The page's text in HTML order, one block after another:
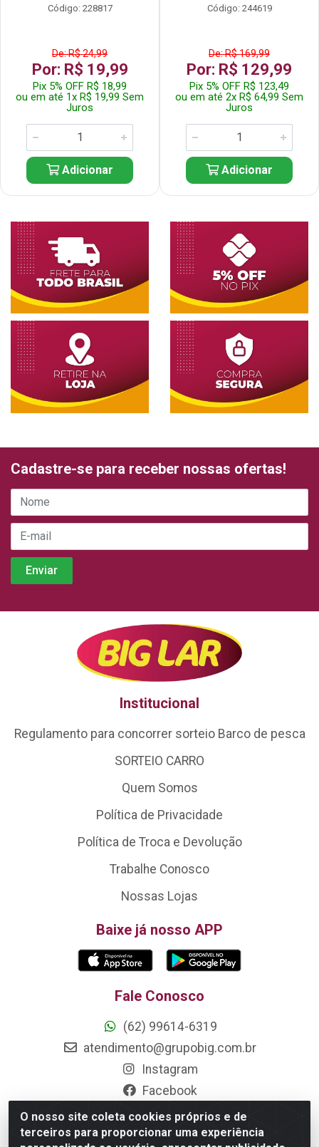
Código: 228817
De: R$ 24,99
Por: R$ 19,99
Pix 5% OFF R$ 18,99
ou em até 1x R$ 19,99 Sem
Juros
Adicionar
Código: 244619
De: R$ 169,99
Por: R$ 129,99
Pix 5% OFF R$ 123,49
ou em até 2x R$ 64,99 Sem
Juros
Adicionar
O nosso site coleta cookies próprios e de
terceiros para proporcionar uma experiência
Cadastre-se para receber nossas ofertas!
Institucional
Regulamento para concorrer sorteio Barco de pesca
SORTEIO CARRO
Quem Somos
Política de Privacidade
Política de Troca e Devolução
Trabalhe Conosco
Nossas Lojas
Baixe já nosso APP
Fale Conosco
(62) 99614-6319
atendimento@grupobig.com.br
Instagram
Facebook
Formas de Pagamento